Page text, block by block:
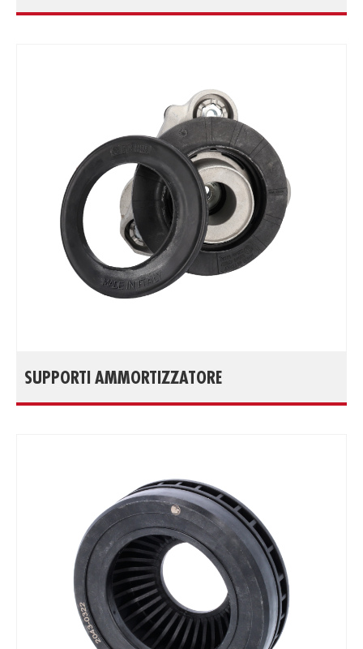
SUPPORTI AMMORTIZZATORE